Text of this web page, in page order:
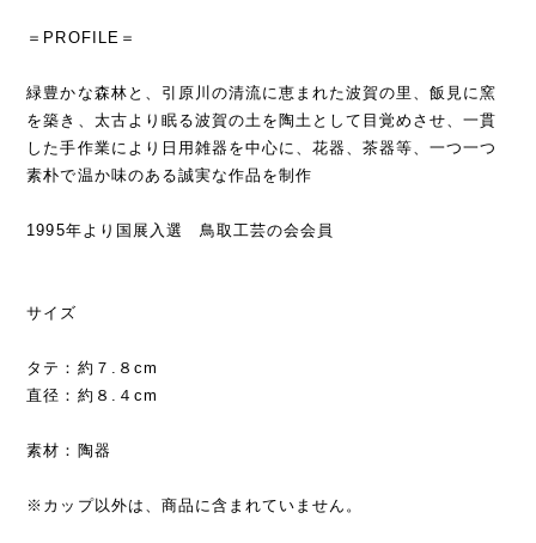
＝PROFILE＝
緑豊かな森林と、引原川の清流に恵まれた波賀の里、飯見に窯
を築き、太古より眠る波賀の土を陶土として目覚めさせ、一貫
した手作業により日用雑器を中心に、花器、茶器等、一つ一つ
素朴で温か味のある誠実な作品を制作
1995年より国展入選 鳥取工芸の会会員
サイズ
タテ：約７.８cm
直径：約８.４cm
素材：陶器
※カップ以外は、商品に含まれていません。